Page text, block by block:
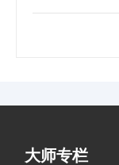
大师专栏